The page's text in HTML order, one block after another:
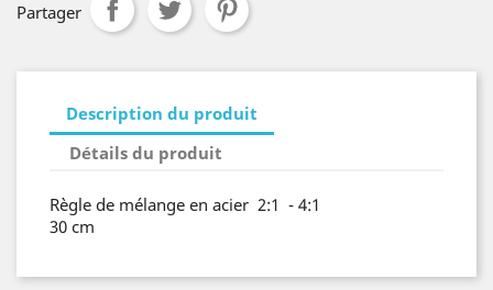
Partager
Description du produit
Détails du produit
Règle de mélange en acier 2:1 - 4:1
30 cm